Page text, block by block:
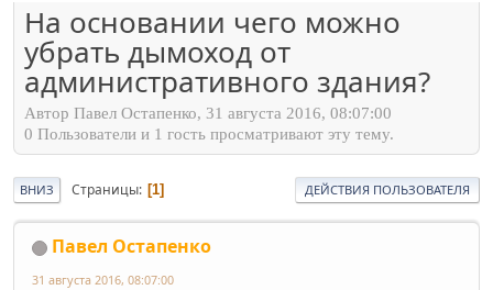
На основании чего можно
убрать дымоход от
административного здания?
Автор Павел Остапенко, 31 августа 2016, 08:07:00
0 Пользователи и 1 гость просматривают эту тему.
ВНИЗ Страницы 1 ДЕЙСТВИЯ ПОЛЬЗОВАТЕЛЯ
Павел Остапенко
31 августа 2016, 08:07:00